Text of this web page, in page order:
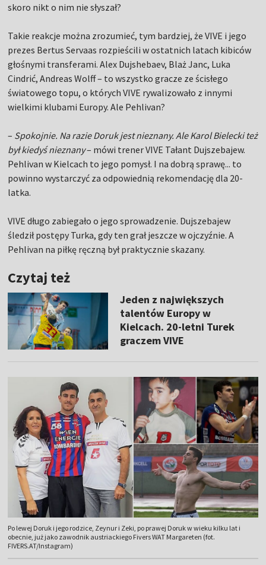
skoro nikt o nim nie słyszał?
Takie reakcje można zrozumieć, tym bardziej, że VIVE i jego
prezes Bertus Servaas rozpieścili w ostatnich latach kibiców
głośnymi transferami. Alex Dujshebaev, Blaż Janc, Luka
Cindrić, Andreas Wolff – to wszystko gracze ze ścisłego
światowego topu, o których VIVE rywalizowało z innymi
wielkimi klubami Europy. Ale Pehlivan?
– Spokojnie. Na razie Doruk jest nieznany. Ale Karol Bielecki też
był kiedyś nieznany– mówi trener VIVE Tałant Dujszebajew.
Pehlivan w Kielcach to jego pomysł. I na dobrą sprawę... to
powinno wystarczyć za odpowiednią rekomendację dla 20-
latka.
VIVE długo zabiegało o jego sprowadzenie. Dujszebajew
śledził postępy Turka, gdy ten grał jeszcze w ojczyźnie. A
Pehlivan na piłkę ręczną był praktycznie skazany.
Czytaj też
Jeden z największych
talentów Europy w
Kielcach. 20-letni Turek
graczem VIVE
Po lewej Doruk i jego rodzice, Zeynur i Zeki, po prawej Doruk w wieku kilku lat i
obecnie, już jako zawodnik austriackiego Fivers WAT Margareten (fot.
FIVERS.AT/Instagram)